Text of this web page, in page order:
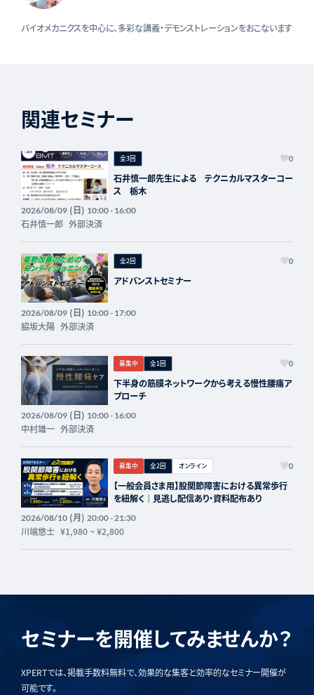
バイオメカニクスを中心に、多彩な講義・デモンストレーションをおこないます
関連セミナー
全3回 0
石井慎一郎先生による テクニカルマスターコー
ス 栃木
2026/08/09(日) 10:00 - 16:00
石井慎一郎 外部決済
全2回 0
アドバンストセミナー
2026/08/09(日) 10:00 - 17:00
脇坂大陽 外部決済
募集中 全1回 0
下半身の筋膜ネットワークから考える慢性腰痛ア
プローチ
2026/08/09(日) 10:00 - 16:00
中村雄一 外部決済
募集中 全2回 オンライン 0
【一般会員さま用】股関節障害における異常歩行
を紐解く｜見逃し配信あり・資料配布あり
2026/08/10(月) 20:00 - 21:30
川端悠士 ¥1,980~¥2,800
セミナーを開催してみませんか？
XPERTでは、掲載手数料無料で、効果的な集客と効率的なセミナー開催が
可能です。